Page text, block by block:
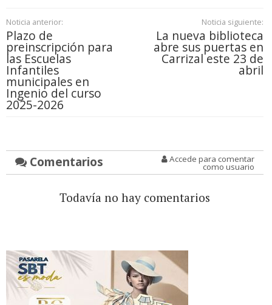
Noticia anterior:
Plazo de
preinscripción para
las Escuelas
Infantiles
municipales en
Ingenio del curso
2025-2026
Noticia siguiente:
La nueva biblioteca
abre sus puertas en
Carrizal este 23 de
abril
Comentarios Accede para comentar
como usuario
Todavía no hay comentarios